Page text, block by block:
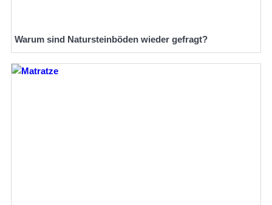
Warum sind Natursteinböden wieder gefragt?